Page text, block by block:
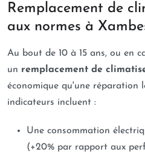
Remplacement de
aux normes à
Au bout de 10 à 15 ans, ou en
un remplacement de
économique qu'une réparation
indicateurs incluent :
Une consommation
(+20% par rapport aux